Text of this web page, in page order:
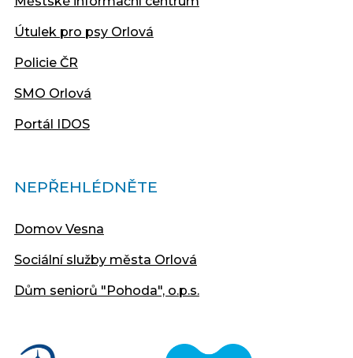
Útulek pro psy Orlová
Policie ČR
SMO Orlová
Portál IDOS
NEPŘEHLÉDNĚTE
Domov Vesna
Sociální služby města Orlová
Dům seniorů "Pohoda", o.p.s.